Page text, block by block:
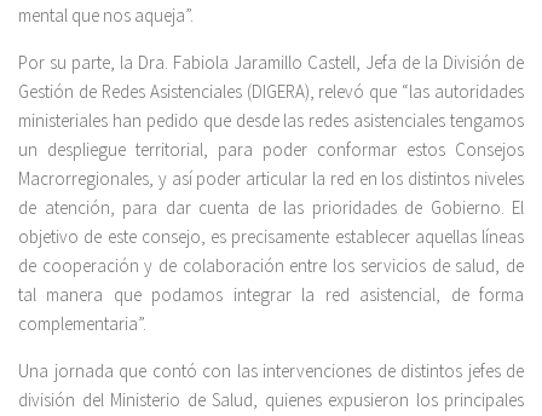
mental que nos aqueja”.
Por su parte, la Dra. Fabiola Jaramillo Castell, Jefa de la División de
Gestión de Redes Asistenciales (DIGERA), relevó que “las autoridades
ministeriales han pedido que desde las redes asistenciales tengamos
un despliegue territorial, para poder conformar estos Consejos
Macrorregionales, y así poder articular la red en los distintos niveles
de atención, para dar cuenta de las prioridades de Gobierno. El
objetivo de este consejo, es precisamente establecer aquellas líneas
de cooperación y de colaboración entre los servicios de salud, de
tal manera que podamos integrar la red asistencial, de forma
complementaria”.
Una jornada que contó con las intervenciones de distintos jefes de
división del Ministerio de Salud, quienes expusieron los principales